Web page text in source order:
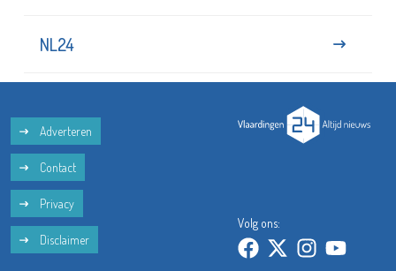
NL24
Adverteren
Contact
Privacy
Disclaimer
Volg ons: